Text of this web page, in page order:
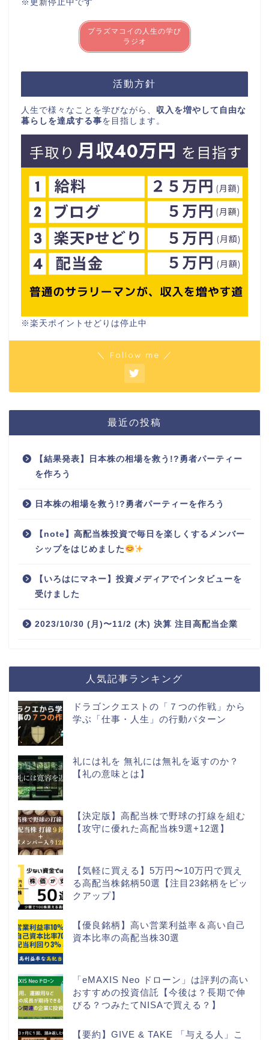
※更新停止中です
プラズマコイの人生の学び
ラジオ
活動方針
人生で様々なことを学びながら、 収入を増やして自由な
暮らしを達成する事を目指します。
※楽天ポイントせどりは停止中
＼ Follow me ／
最近の投稿
【結果発表】日本株の相場を救う!?勇者パーティー
を作ろう
日本株の相場を救う!?勇者パーティーを作ろう
【note】高配当株投資で毎日を楽しくするメンバー
シップをはじめました
【いろはにマネー】投資メディアでインタビューを
受けました
2023/10/30 (月)〜11/2 (木) 決算 注目高配当企業
人気記事ランキング
ドラゴンクエストの「７つの作戦」から
学ぶ「仕事・人生」の行動パターン
礼には礼を 無礼には無礼を返すのか？
【礼の意味とは】
【決定版】高配当株で野球の打線を組む
【攻守に優れた高配当株9選+12選】
【気軽に買える】5万円〜10万円で買え
る高配当株銘柄50選【注目23銘柄をピッ
クアップ】
【優良銘柄】高い営業利益率＆高い自己
資本比率の高配当株30選
「eMAXIS Neo ドローン」は評判の高い
おすすめの投資信託【今後は？長期で伸
びる？つみたてNISAで買える？】
【要約】GIVE & TAKE 「与える人」こ